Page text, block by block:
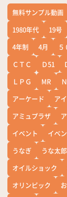
無料サンプル動画
1980年代
19号
4年制
4月
ＣＴＣ
Ｄ51
ＬＰＧ
MR
アーケード
ア
アミュプラザ
イベント
イベ
うなぎ
うな太郎
オイルショック
オリンピック